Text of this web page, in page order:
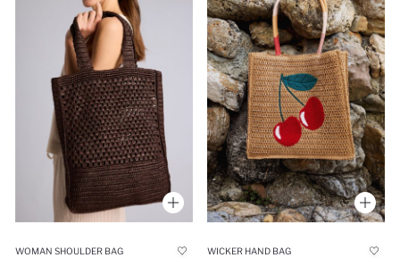
WOMAN SHOULDER BAG WICKER HAND BAG